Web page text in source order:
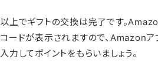
以上でギフトの交換は完了です。
コードが表示されますので、Amazonア
入力してポイントをもらいましょう。